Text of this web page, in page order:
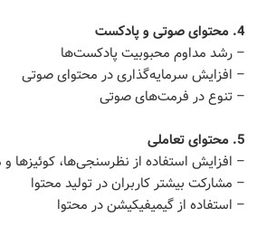
4. محتوای صوتی و پادکست
– رشد مداوم محبوبیت پادکست‌ها
– افزایش سرمایه‌گذاری در محتوای صوتی
– تنوع در فرمت‌های صوتی
5. محتوای تعاملی
– افزایش استفاده از نظرسنجی‌ها، کوئیزها
– مشارکت بیشتر کاربران در تولید محتوا
– استفاده از گیمیفیکیشن در محتوا